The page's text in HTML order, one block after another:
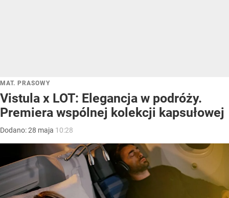
MAT. PRASOWY
Vistula x LOT: Elegancja w podróży.
Premiera wspólnej kolekcji kapsułowej
Dodano:28 maja 10:28